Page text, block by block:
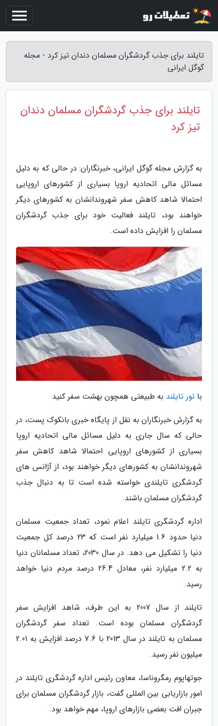
تایلند برای جذب گردشگران مسلمان دندان تیز کرد - مجله
گوگل ایرانی
تایلند برای جذب گردشگران مسلمان دندان
تیز کرد
به گزارش مجله گوگل ایرانی، خبرنگاران: در حالی که به دلیل
مسائل مالی اتحادیه اروپا بسیاری از کشورهای اروپایی
احتمالا شاهد کاهش سفر شهروندانشان به کشورهای دیگر
خواهند بود، تایلند فعالیت خود برای جذب گردشگران
مسلمان را افزایش داده است.
با تور تایلند به طبیعتی همچون بهشت سفر کنید
به گزارش خبرنگاران به نقل از پایگاه خبری بانکوک پست، در
حالی که سال جاری به دلیل مسائل مالی اتحادیه اروپا
بسیاری از کشورهای اروپایی احتمالا شاهد کاهش سفر
شهروندانشان به کشورهای دیگر خواهند بود، از آژانس های
گردشگری تایلندی خواسته شده است تا به دنبال جذب
گردشگران مسلمان باشند.
اداره گردشگری تایلند اعلام نمود، تعداد جمعیت مسلمان
دنیا حدود 1.6 میلیارد نفر است که 23 درصد کل جمعیت
دنیا را تشکیل می دهد. در سال 2030، تعداد مسلمانان دنیا
به 2.2 میلیارد نفر، معادل 26.4 درصد مردم دنیا خواهد
رسید.
تایلند از سال 2007 به این طرف، شاهد افزایش سفر
گردشگران مسلمان بوده است. تعداد سفر گردشگران
مسلمان به تایلند در سال 2013 با 7.6 درصد افزایش به 2.01
میلیون نفر رسید.
جوتهاپوم رمگروناسا، معاون رئیس اداره گردشگری تایلند در
امور بازاریابی بین المللی گفت، بازار گردشگران مسلمان برای
جبران افت بعضی بازارهای اروپا، مهم خواهد بود.